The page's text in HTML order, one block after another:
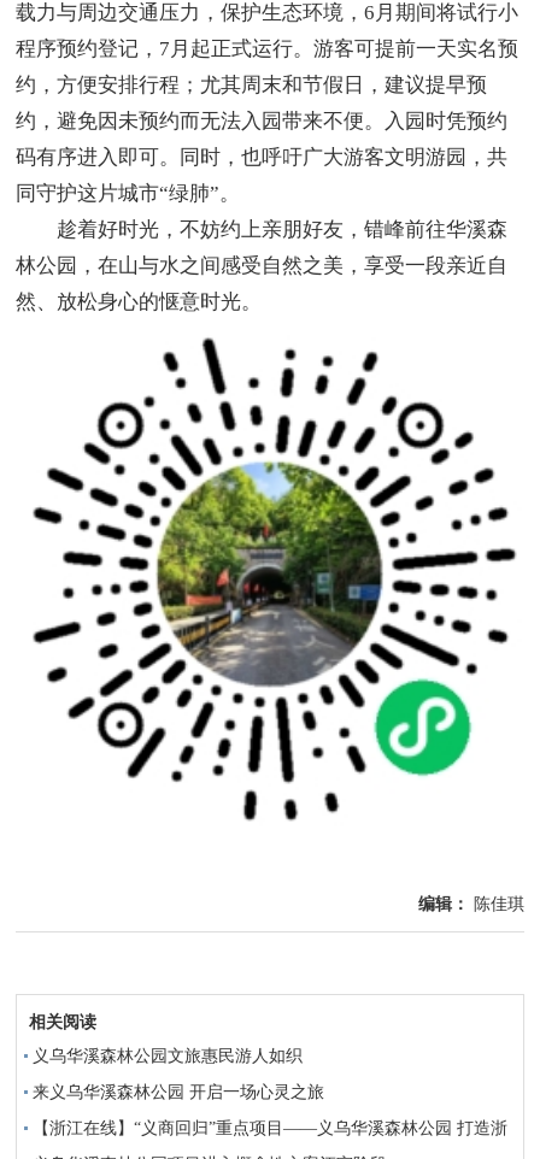
载力与周边交通压力，保护生态环境，6月期间将试行小
程序预约登记，7月起正式运行。游客可提前一天实名预
约，方便安排行程；尤其周末和节假日，建议提早预
约，避免因未预约而无法入园带来不便。入园时凭预约
码有序进入即可。同时，也呼吁广大游客文明游园，共
同守护这片城市“绿肺”。
趁着好时光，不妨约上亲朋好友，错峰前往华溪森
林公园，在山与水之间感受自然之美，享受一段亲近自
然、放松身心的惬意时光。
编辑： 陈佳琪
相关阅读
义乌华溪森林公园文旅惠民游人如织
来义乌华溪森林公园 开启一场心灵之旅
【浙江在线】“义商回归”重点项目——义乌华溪森林公园 打造浙